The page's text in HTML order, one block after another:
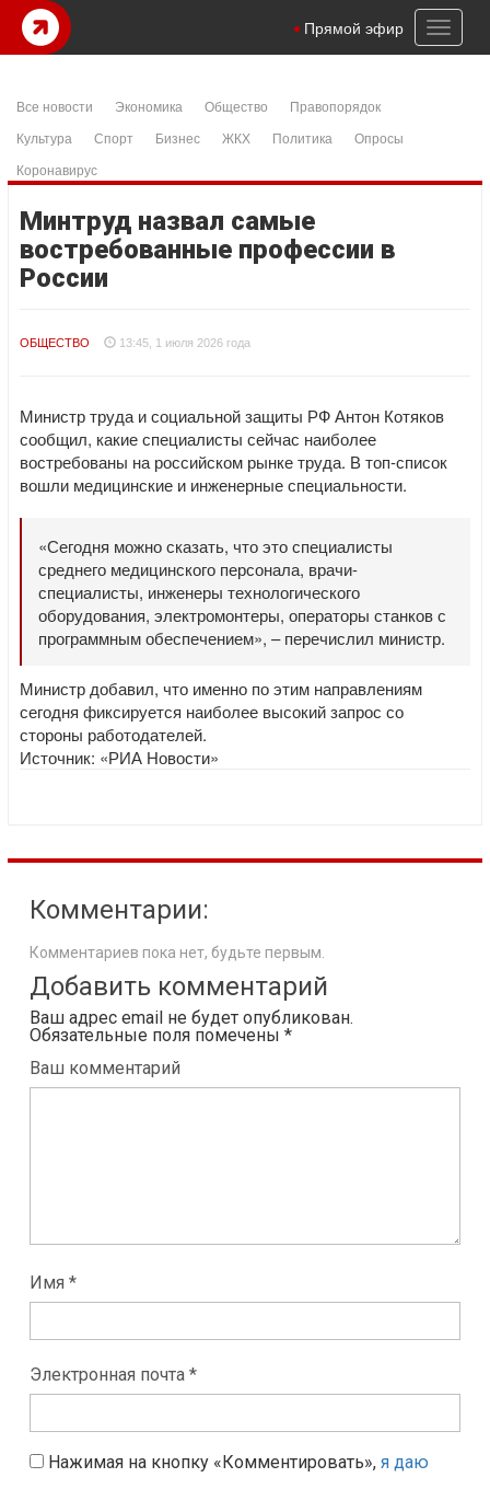
Toggle
Прямой эфир
Все новости Экономика Общество
Правопорядок
Культура
Спорт Бизнес ЖКХ Политика
Опросы
Коронавирус
Минтруд назвал самые
востребованные профессии в
России
ОБЩЕСТВО 13:45, 1 июля 2026 года
Министр труда и социальной защиты РФ Антон Котяков
сообщил, какие специалисты сейчас наиболее
востребованы на российском рынке труда. В топ-список
вошли медицинские и инженерные специальности.
«Сегодня можно сказать, что это специалисты
среднего медицинского персонала, врачи-
специалисты, инженеры технологического
оборудования, электромонтеры, операторы станков с
программным обеспечением», – перечислил министр.
Министр добавил, что именно по этим направлениям
сегодня фиксируется наиболее высокий запрос со
стороны работодателей.
Источник: «РИА Новости»
Комментарии:
Комментариев пока нет, будьте первым.
Добавить комментарий
Ваш адрес email не будет опубликован.
Обязательные поля помечены *
Ваш комментарий
Имя *
Электронная почта *
Нажимая на кнопку «Комментировать», я даю